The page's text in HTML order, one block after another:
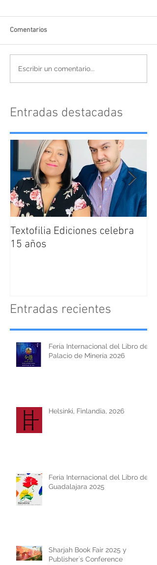
Comentarios
Escribir un comentario...
Entradas destacadas
Textofilia Ediciones celebra
15 años
Entradas recientes
Feria Internacional del Libro del
Palacio de Minería 2026
Helsinki, Finlandia, 2026
Feria Internacional del Libro de
Guadalajara 2025
Sharjah Book Fair 2025 y
Publisher´s Conference